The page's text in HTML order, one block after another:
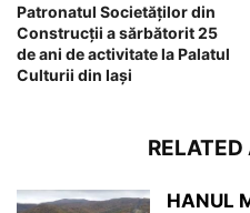
Patronatul Societăților din
Construcții a sărbătorit 25
de ani de activitate la Palatul
Culturii din Iași
HANUL